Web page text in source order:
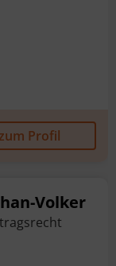
Profil
Volker